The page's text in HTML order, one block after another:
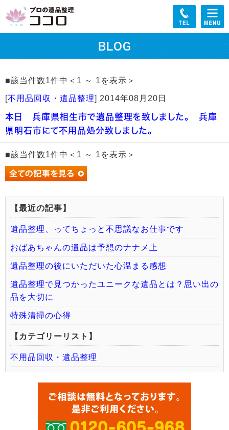
BLOG
■該当件数1件中＜1 ～ 1を表示＞
[不用品回収・遺品整理] 2014年08月20日
本日 兵庫県相生市で遺品整理を致しました。 兵庫
県明石市にて不用品処分致しました。
■該当件数1件中＜1 ～ 1を表示＞
【最近の記事】
遺品整理、ってちょっと不思議なお仕事です
おばあちゃんの遺品は予想のナナメ上
遺品整理の後にいただいた心温まる感想
遺品整理で見つかったユニークな遺品とは？思い出の
品を大切に
特殊清掃の心得
【カテゴリーリスト】
不用品回収・遺品整理